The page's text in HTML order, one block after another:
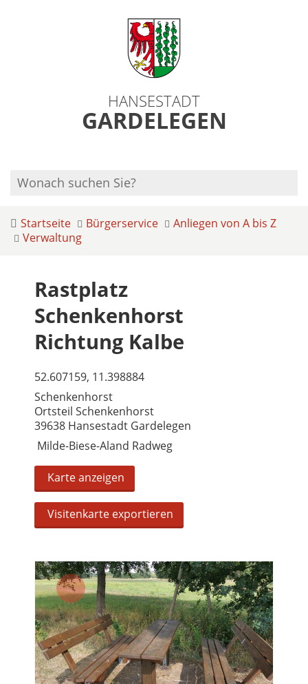
HANSESTADT
GARDELEGEN
Startseite Bürgerservice
Anliegen von A bis Z
Verwaltung
Rastplatz
Schenkenhorst
Richtung Kalbe
52.607159, 11.398884
Schenkenhorst
Ortsteil Schenkenhorst
39638 Hansestadt Gardelegen
Milde-Biese-Aland Radweg
Karte anzeigen
Visitenkarte exportieren